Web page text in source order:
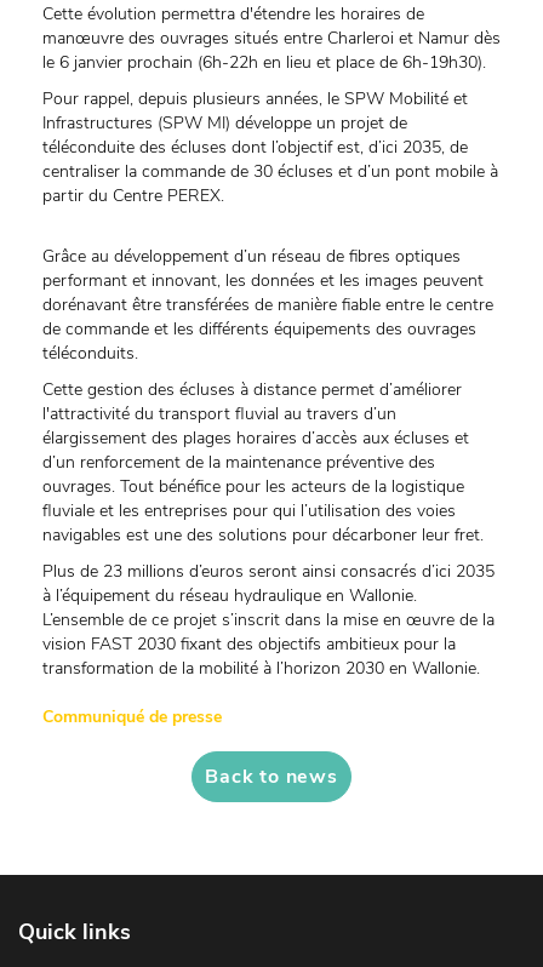
Cette évolution permettra d'étendre les horaires de
manœuvre des ouvrages situés entre Charleroi et Namur dès
le 6 janvier prochain (6h-22h en lieu et place de 6h-19h30).
Pour rappel, depuis plusieurs années, le SPW Mobilité et
Infrastructures (SPW MI) développe un projet de
téléconduite des écluses dont l’objectif est, d’ici 2035, de
centraliser la commande de 30 écluses et d’un pont mobile à
partir du Centre PEREX.
Grâce au développement d’un réseau de fibres optiques
performant et innovant, les données et les images peuvent
dorénavant être transférées de manière fiable entre le centre
de commande et les différents équipements des ouvrages
téléconduits.
Cette gestion des écluses à distance permet d’améliorer
l'attractivité du transport fluvial au travers d’un
élargissement des plages horaires d’accès aux écluses et
d’un renforcement de la maintenance préventive des
ouvrages. Tout bénéfice pour les acteurs de la logistique
fluviale et les entreprises pour qui l’utilisation des voies
navigables est une des solutions pour décarboner leur fret.
Plus de 23 millions d’euros seront ainsi consacrés d’ici 2035
à l’équipement du réseau hydraulique en Wallonie.
L’ensemble de ce projet s’inscrit dans la mise en œuvre de la
vision FAST 2030 fixant des objectifs ambitieux pour la
transformation de la mobilité à l’horizon 2030 en Wallonie.
Communiqué de presse
Back to news
Quick links